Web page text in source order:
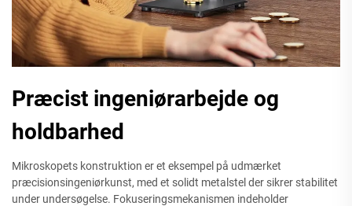
Præcist ingeniørarbejde og
holdbarhed
Mikroskopets konstruktion er et eksempel på udmærket
præcisionsingeniørkunst, med et solidt metalstel der sikrer stabilitet
under undersøgelse. Fokuseringsmekanismen indeholder